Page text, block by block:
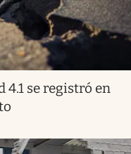
4.1 se registró en